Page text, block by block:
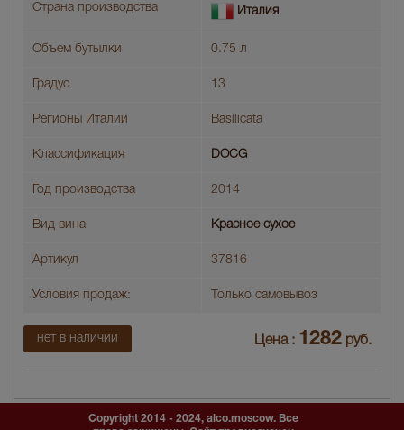
Страна производства Италия
Объем бутылки 0.75 л
Градус 13
Регионы Италии Basilicata
Классификация DOCG
Год производства 2014
Вид вина Красное сухое
Артикул 37816
Условия продаж: Только самовывоз
нет в наличии Цена : 1282 руб.
Copyright 2014 - 2024, alco.moscow. Все